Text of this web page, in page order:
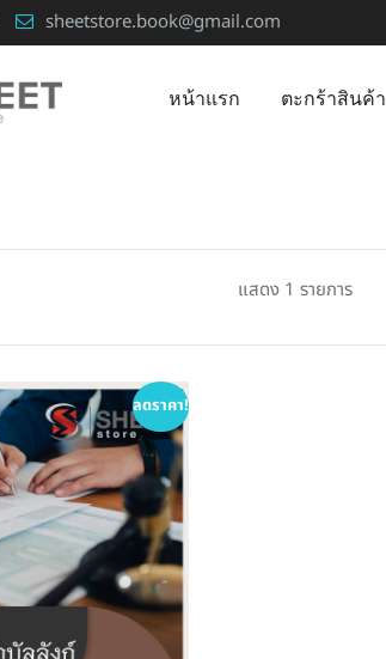
sheetstore.book@gmail.com
หน้าแรก ตะกร้าสินค้า
แสดง 1 รายการ
ลดราคา!